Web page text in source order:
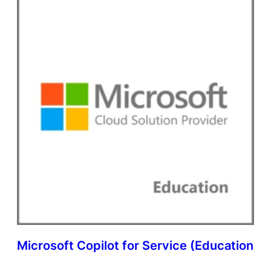
Microsoft Copilot for Service (Education